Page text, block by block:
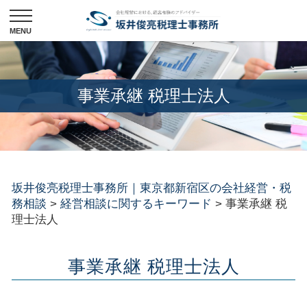
事業承継 税理士法人
坂井俊亮税理士事務所｜東京都新宿区の会社経営・税
務相談 > 経営相談に関するキーワード > 事業承継 税
理士法人
事業承継 税理士法人